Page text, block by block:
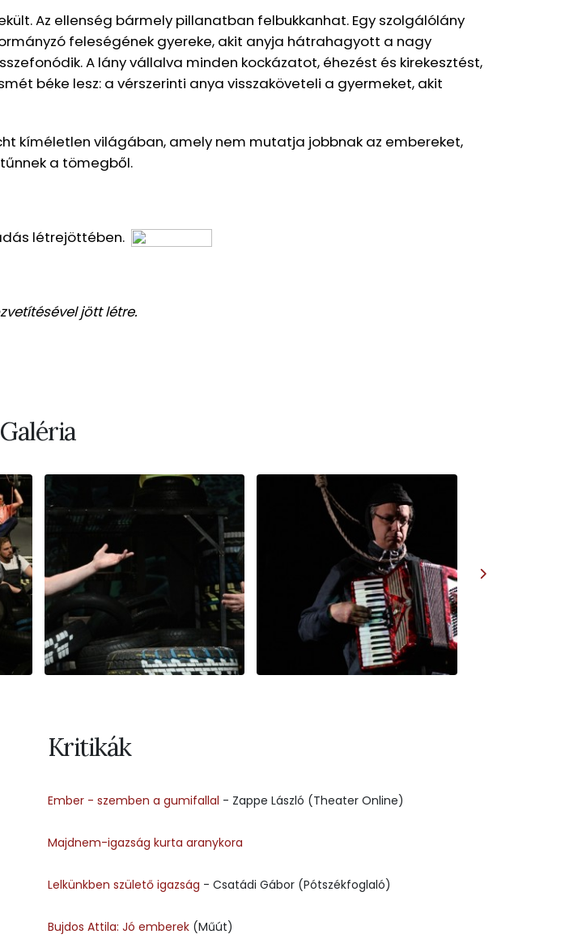
Az ellenség bármely pillanatban felbukkanhat. Egy szolgálólány
feleségének gyereke, akit anyja hátrahagyott a nagy
A lány vállalva minden kockázatot, éhezést és kirekesztést,
béke lesz: a vérszerinti anya visszaköveteli a gyermeket, akit
kíméletlen világában, amely nem mutatja jobbnak az embereket,
a tömegből.
létrejöttében.
jött létre.
Galéria
Kritikák
Ember - szemben a gumifallal - Zappe László (Theater Online)
Majdnem-igazság kurta aranykora
Lelkünkben születő igazság - Csatádi Gábor (Pótszékfoglaló)
Bujdos Attila: Jó emberek (Műút)